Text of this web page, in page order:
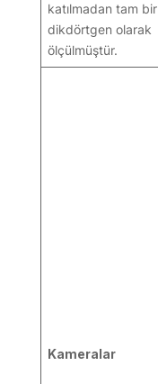
katılmadan tam bir
dikdörtgen olarak
ölçülmüştür.
Kameralar